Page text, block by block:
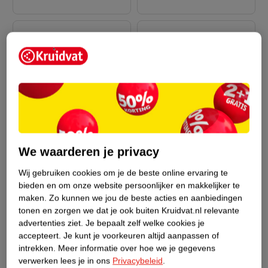
Maxi-Cosi Jay Plus 3 In
1 Eetstoel & Vloerzitje,
Tray 6 Mnd-3 J. Grafiet
van 59.
99
Maxi-Cosi FamilyFix
360 I-Size Isofix
Autostoel Base
Zwart, 0 - 17,4 kg, 40 -
105 cm ST
Verkoop via partner
van 179.
99
217
We waarderen je privacy
Wij gebruiken cookies om je de beste online ervaring te
bieden en om onze website persoonlijker en makkelijker te
maken. Zo kunnen we jou de beste acties en aanbiedingen
tonen en zorgen we dat je ook buiten Kruidvat.nl relevante
advertenties ziet. Je bepaalt zelf welke cookies je
accepteert. Je kunt je voorkeuren altijd aanpassen of
intrekken. Meer informatie over hoe we je gegevens
verwerken lees je in ons Privacybeleid.